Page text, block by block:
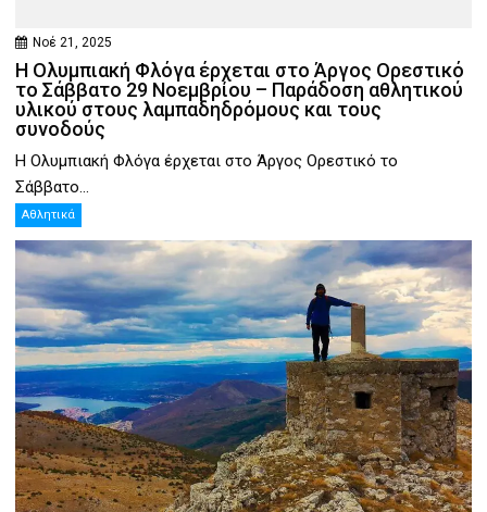
Νοέ 21, 2025
Η Ολυμπιακή Φλόγα έρχεται στο Άργος Ορεστικό
το Σάββατο 29 Νοεμβρίου – Παράδοση αθλητικού
υλικού στους λαμπαδηδρόμους και τους
συνοδούς
Η Ολυμπιακή Φλόγα έρχεται στο Άργος Ορεστικό το
Σάββατο...
Αθλητικά